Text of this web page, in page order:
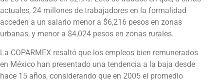
actuales, 24 millones de trabajadores en la formalidad
acceden a un salario menor a $6,216 pesos en zonas
urbanas, y menor a $4,024 pesos en zonas rurales.
La COPARMEX resaltó que los empleos bien remunerados
en México han presentado una tendencia a la baja desde
hace 15 años, considerando que en 2005 el promedio